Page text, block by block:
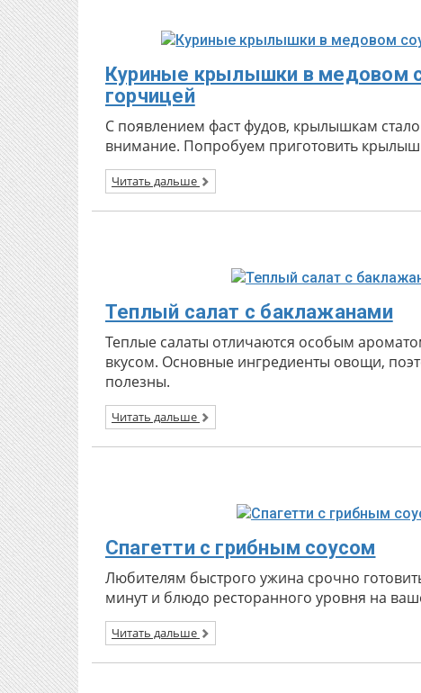
Куриные крылышки в медовом
горчицей
С появлением фаст фудов, крылышкам
внимание. Попробуем приготовить
Читать дальше
Теплый салат с баклажанами
Теплые салаты отличаются особым
вкусом. Основные ингредиенты овощи,
полезны.
Читать дальше
Спагетти с грибным соусом
Любителям быстрого ужина срочно
минут и блюдо ресторанного уровня на
Читать дальше